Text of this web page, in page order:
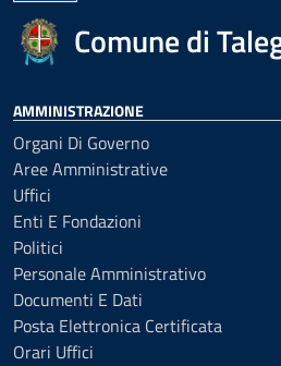
Comune di
AMMINISTRAZIONE
Organi Di Governo
Aree Amministrative
Uffici
Enti E Fondazioni
Politici
Personale Amministrativo
Documenti E Dati
Posta Elettronica Certificata
Orari Uffici